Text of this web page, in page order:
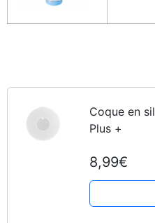
Coque en
Plus +
8,99€